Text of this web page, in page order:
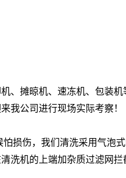
、摊晾机、速冻机、包装
我公司进行现场实际考察！
损伤，我们清洗采用气泡
洗机的上端加杂质过滤网